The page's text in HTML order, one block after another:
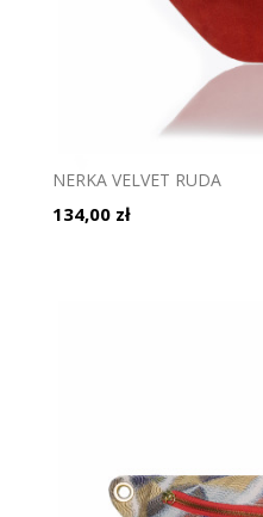
NERKA VELVET RUDA
Cena
134,00 zł